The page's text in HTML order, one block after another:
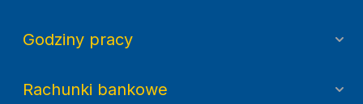
Godziny pracy
Rachunki bankowe